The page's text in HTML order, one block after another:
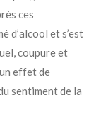
ces
d’alcool et s’est
coupure et
effet de
sentiment de la